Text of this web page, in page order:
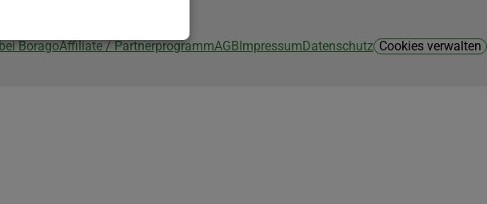
BoragoAffiliate / PartnerprogrammAGBImpressumDatenschutz Cookies verwalten